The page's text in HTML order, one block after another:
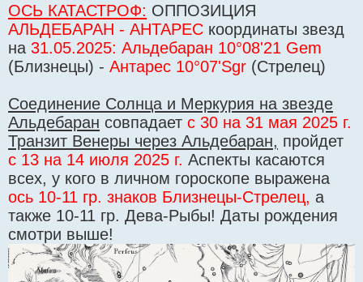
ОСЬ КАТАСТРОФ: ОППОЗИЦИЯ
АЛЬДЕБАРАН - АНТАРЕС координаты звезд
на 31.05.2025: Альдебаран 10°08'21 Gem
(Близнецы) - Антарес 10°07'Sgr (Стрелец)
Соединение Солнца и Меркурия на звезде
Альдебаран совпадает с 30 на 31 мая 2025 г.
Транзит Венеры через Альдебаран, пройдет
с 13 на 14 июля 2025 г. Аспекты касаются
всех, у кого в личном гороскопе выражена
ось 10-11 гр. знаков Близнецы-Стрелец, а
также 10-11 гр. Дева-Рыбы! Даты рождения
смотри выше!